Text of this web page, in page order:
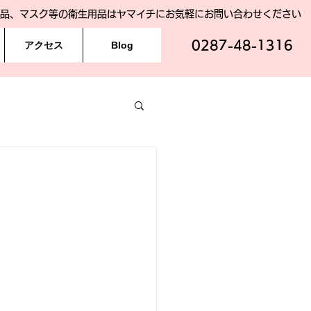
、マスク等の衛生用品はヤマイチにお気軽にお問い合わせください
アクセス Blog 0287-48-1316